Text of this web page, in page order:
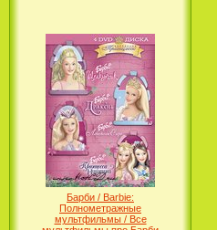
Барби / Barbie:
Полнометражные
мультфильмы / Все
мультфильмы про Барби
(2001-2014)